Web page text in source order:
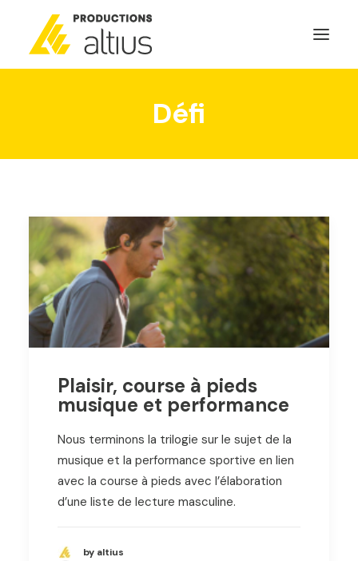
POURQUOI INVESTIR
GÉNÉRATEURS DE NOUVELLES
NOUS JOINDRE
SEARCH
Défi
Plaisir, course à pieds
musique et performance
Nous terminons la trilogie sur le sujet de la
musique et la performance sportive en lien
avec la course à pieds avec l’élaboration
d’une liste de lecture masculine.
by altius